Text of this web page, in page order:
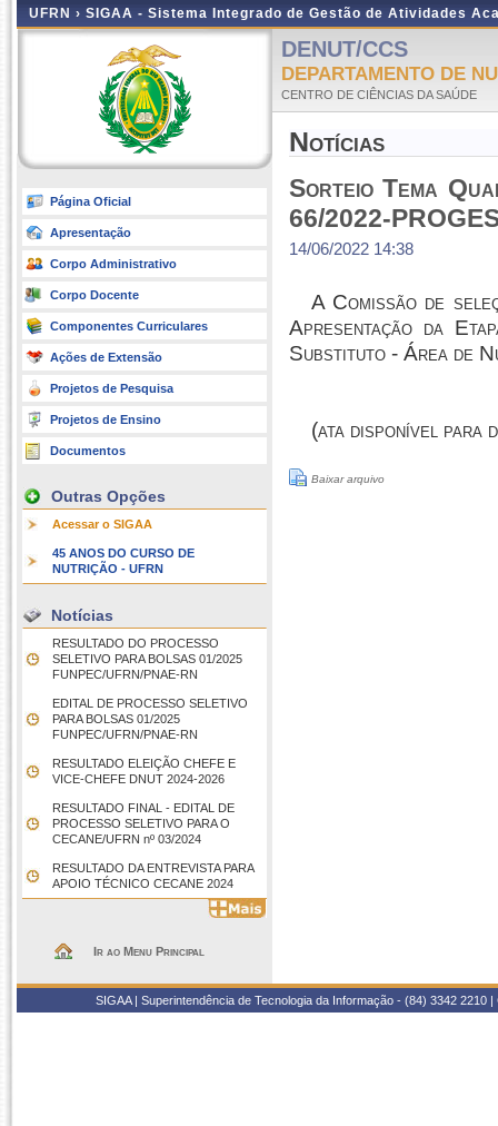
UFRN › SIGAA - Sistema Integrado de Gestão de Atividades
Página Oficial
Apresentação
Corpo Administrativo
Corpo Docente
Componentes Curriculares
Ações de Extensão
Projetos de Pesquisa
Projetos de Ensino
Documentos
Outras Opções
Acessar o SIGAA
45 ANOS DO CURSO DE
NUTRIÇÃO - UFRN
Notícias
RESULTADO DO PROCESSO
SELETIVO PARA BOLSAS 01/2025 
FUNPEC/UFRN/PNAE-RN
EDITAL DE PROCESSO SELETIVO
PARA BOLSAS 01/2025 
FUNPEC/UFRN/PNAE-RN
RESULTADO ELEIÇÃO CHEFE E
VICE-CHEFE DNUT 2024-2026
RESULTADO FINAL - EDITAL DE
PROCESSO SELETIVO PARA O
CECANE/UFRN nº 03/2024
RESULTADO DA ENTREVISTA PARA
APOIO TÉCNICO CECANE 2024
Ir ao Menu Principal
DENUT/CCS
DEPARTAMENTO DE
CENTRO DE CIÊNCIAS DA SAÚDE
Notícias
Sorteio Tema
66/2022-
14/06/2022 14:38
A Comissão de
Apresentação da
Substituto - Área de
(ata disponível para
Baixar arquivo
SIGAA | Superintendência de Tecnologia da Informação - (84) 3342